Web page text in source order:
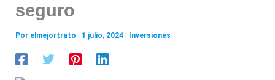
seguro
Por elmejortrato 1 julio, 2024 Inversiones